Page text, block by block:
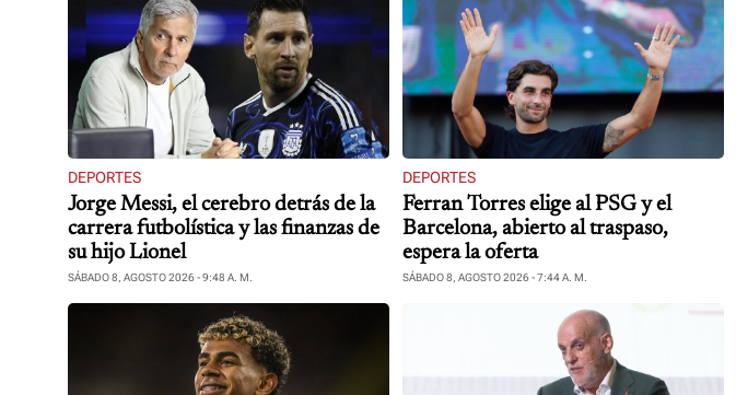
DEPORTES
Jorge Messi, el cerebro detrás de la
carrera futbolística y las finanzas de
su hijo Lionel
SÁBADO 8, AGOSTO 2026 - 9:48 A. M.
DEPORTES
Ferran Torres elige al PSG y el
Barcelona, abierto al traspaso,
espera la oferta
SÁBADO 8, AGOSTO 2026 - 7:44 A. M.